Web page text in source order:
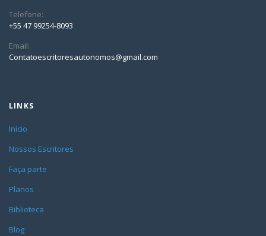
Telefone:
+55 47 99254-8093
Email:
Contatoescritoresautonomos@gmail.com
LINKS
Início
Nossos Escritores
Faça parte
Planos
Biblioteca
Blog